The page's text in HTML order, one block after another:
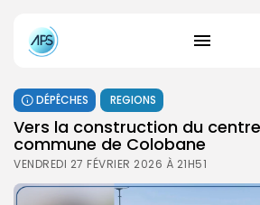
DÉPÊCHES REGIONS
Vers la construction du
commune de Colobane
VENDREDI 27 FÉVRIER 2026 À 21H51